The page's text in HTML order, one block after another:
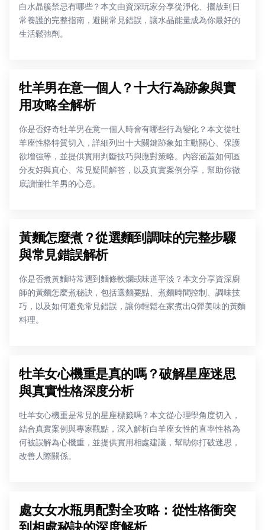
白水晶簇禁忌有哪些？本文由資深玩家分享從淨化、擺放到日
常養護的完整指南，避開常見錯誤，讓水晶能量成為你最好的
生活鬆弛劑。
牡羊男在意一個人？十大行為跡象與實
用攻略全解析
你是否好奇牡羊男在意一個人時會有哪些行為變化？本文從牡
羊座性格特質切入，詳細列出十大關鍵跡象如主動關心、保護
欲增強等，並提供實用判斷技巧與應對策略。內容涵蓋如何區
分友好與真心、常見疑問解答，以及真實案例分享，幫助你徹
底讀懂牡羊男的心意。
黃麵怎麼煮？從選麵到調味的完整步驟
與常見錯誤解析
你是否煮黃麵時常遇到麵條軟爛或味道平淡？本文分享資深廚
師的黃麵怎麼煮秘訣，包括選麵要點、煮麵時間控制、調味技
巧，以及如何避免常見錯誤，讓你輕鬆在家煮出Q彈美味的黃麵
料理。
牡羊女心機重是真的嗎？破解星座迷思
與真實性格深度分析
牡羊女心機重是常見的星座標籤嗎？本文從心理學角度切入，
結合真實案例與專家觀點，深入解析白羊座女性的直率性格為
何被誤解為心機重，並提供實用相處建議，幫助你打破迷思，
改善人際關係。
處女女水瓶男配對全攻略：從性格衝突
到相處秘訣的深度解析